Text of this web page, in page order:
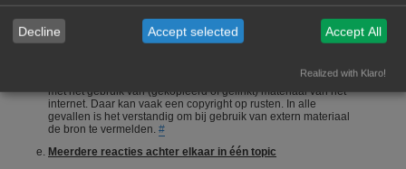
heeft opgezocht of heeft geconstateerd. Het wordt erg
gewaardeerd als je zelf meedenkt.#
Foto's en plaatjes
materiaal zal nooit een probleem zijn. Wees echter voorzichtig
met het gebruik van (gekopieerd of gelinkt) materiaal van het
internet. Daar kan vaak een copyright op rusten. In alle
gevallen is het verstandig om bij gebruik van extern materiaal
de bron te vermelden. #
Meerdere reacties achter elkaar in één topic
Decline Accept selected Accept All
Realized with Klaro!